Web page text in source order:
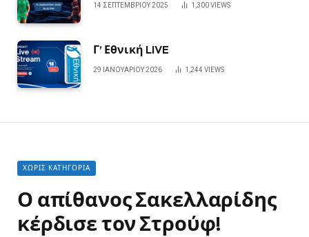
14 ΣΕΠΤΕΜΒΡΊΟΥ 2025 1,300VIEWS
Γ’ Εθνική LIVE
29 ΙΑΝΟΥΑΡΊΟΥ 2026 1,244 VIEWS
ΧΩΡΊΣ ΚΑΤΗΓΟΡΊΑ
Ο απίθανος Σακελλαρίδης
κέρδισε τον Στρούφ!